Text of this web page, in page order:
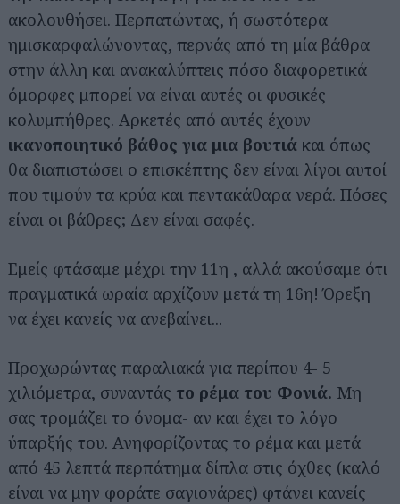
ακολουθήσει. Περπατώντας, ή σωστότερα
ημισκαρφαλώνοντας, περνάς από τη μία βάθρα
στην άλλη και ανακαλύπτεις πόσο διαφορετικά
όμορφες μπορεί να είναι αυτές οι φυσικές
κολυμπήθρες. Αρκετές από αυτές έχουν
ικανοποιητικό βάθος για μια βουτιά και όπως
θα διαπιστώσει ο επισκέπτης δεν είναι λίγοι αυτοί
που τιμούν τα κρύα και πεντακάθαρα νερά. Πόσες
είναι οι βάθρες; Δεν είναι σαφές.
Εμείς φτάσαμε μέχρι την 11η , αλλά ακούσαμε ότι
πραγματικά ωραία αρχίζουν μετά τη 16η! Όρεξη
να έχει κανείς να ανεβαίνει...
Προχωρώντας παραλιακά για περίπου 4- 5
χιλιόμετρα, συναντάς το ρέμα του Φονιά. Μη
σας τρομάζει το όνομα- αν και έχει το λόγο
ύπαρξής του. Ανηφορίζοντας το ρέμα και μετά
από 45 λεπτά περπάτημα δίπλα στις όχθες (καλό
είναι να μην φοράτε σαγιονάρες) φτάνει κανείς